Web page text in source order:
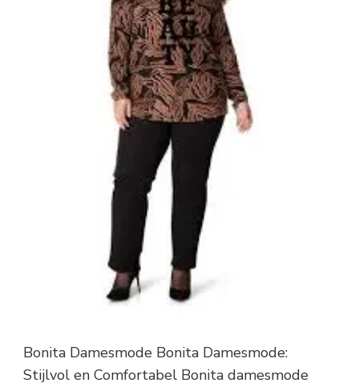
Bonita Damesmode Bonita Damesmode:
Stijlvol en Comfortabel Bonita damesmode